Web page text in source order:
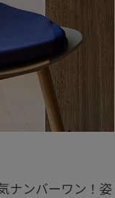
ナンバーワン！姿